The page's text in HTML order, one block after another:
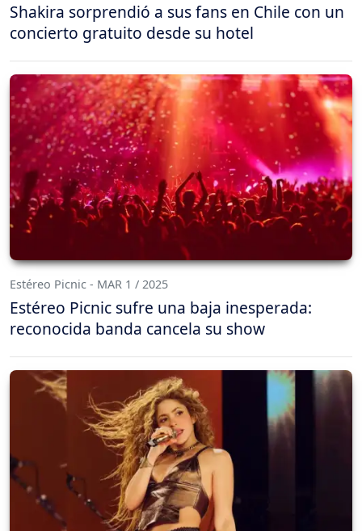
Shakira sorprendió a sus fans en Chile con un
concierto gratuito desde su hotel
Estéreo Picnic - MAR 1 / 2025
Estéreo Picnic sufre una baja inesperada:
reconocida banda cancela su show